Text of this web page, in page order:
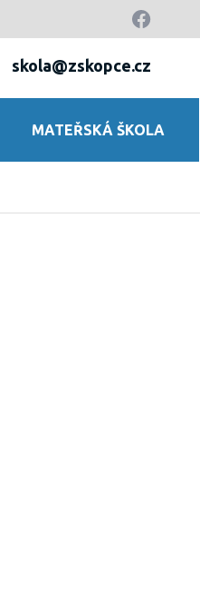
skola@zskopce.cz
MATEŘSKÁ ŠKOLA